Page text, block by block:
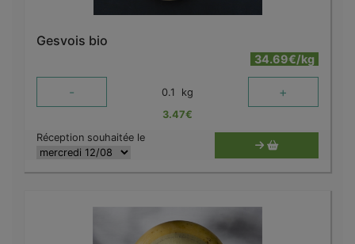
Gesvois bio
34.69€/kg
- 0.1 kg +
3.47€
Réception souhaitée le